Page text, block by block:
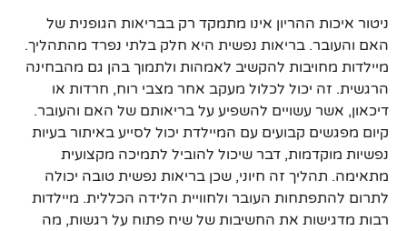
ניטור איכות ההריון אינו מתמקד רק בבריאות הגופנית של
האם והעובר. בריאות נפשית היא חלק בלתי נפרד מהתהליך.
מיילדות מחויבות להקשיב לאמהות ולתמוך בהן גם מהבחינה
הרגשית. זה יכול לכלול מעקב אחר מצבי רוח, חרדות או
דיכאון, אשר עשויים להשפיע על בריאותם של האם והעובר.
קיום מפגשים קבועים עם המיילדת יכול לסייע באיתור בעיות
נפשיות מוקדמות, דבר שיכול להוביל לתמיכה מקצועית
מתאימה. תהליך זה חיוני, שכן בריאות נפשית טובה יכולה
לתרום להתפתחות העובר ולחוויית הלידה הכללית. מיילדות
רבות מדגישות את החשיבות של שיח פתוח על רגשות, מה